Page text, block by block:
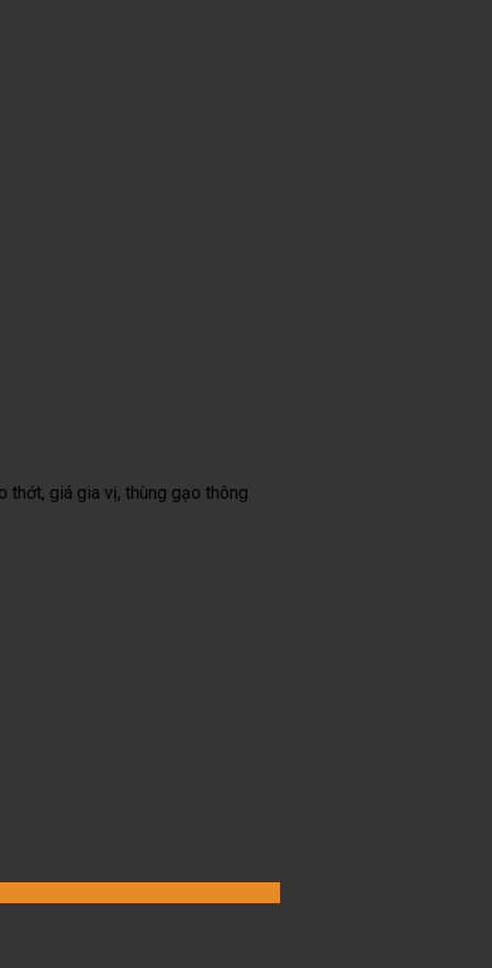
thớt, giá gia vị, thùng gạo thông